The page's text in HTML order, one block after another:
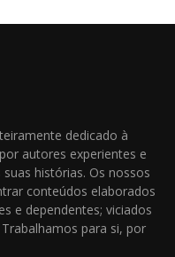
dedicado à
autores experientes e
histórias. Os nossos
conteúdos elaborados
e dependentes; viciados
para si, por